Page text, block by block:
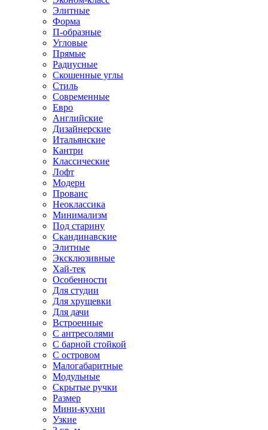
Элитные
Форма
П-образные
Угловые
Прямые
Радиусные
Скошенные углы
Стиль
Современные
Евро
Английские
Дизайнерские
Итальянские
Кантри
Классические
Лофт
Модерн
Прованс
Неоклассика
Минимализм
Под старину
Скандинавские
Элитные
Эксклюзивные
Хай-тек
Особенности
Для студии
Для хрущевки
Для дачи
Встроенные
С антресолями
С барной стойкой
С островом
Малогабаритные
Модульные
Скрытые ручки
Размер
Мини-кухни
Узкие